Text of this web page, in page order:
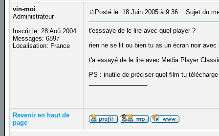
vin-moi
Administrateur
Inscrit le: 28 Aoû 2004
Messages: 6897
Localisation: France
Posté le: 18 Juin 2005 à 9:36 Sujet du
t'esssaye de le lire avec quel player ?
rien ne se lit ou bien tu as un écran noir
t'a essayé de le lire avec Media Player
PS : inutile de préciser quel film tu
Revenir en haut de
page